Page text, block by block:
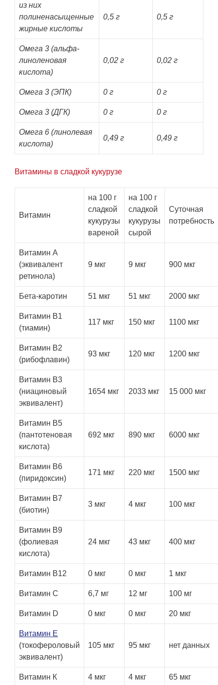
из них
полиненасыщенные
жирные кислоты
0,5 г 0,5 г
Омега 3 (альфа-
линоленовая
кислота)
0,02 г 0,02 г
Омега 3 (ЭПК) 0 г 0 г
Омега 3 (ДГК) 0 г 0 г
Омега 6 (линолевая
кислота)
0,49 г 0,49 г
Витамины в сладкой кукурузе
Витамин
на 100 г
сладкой
кукурузы
вареной
на 100 г
сладкой
кукурузы
сырой
Суточная
потребность
Витамин А
(эквивалент
ретинола)
9 мкг 9 мкг 900 мкг
Бета-каротин 51 мкг 51 мкг 2000 мкг
Витамин B1
(тиамин)
117 мкг 150 мкг 1100 мкг
Витамин B2
(рибофлавин)
93 мкг 120 мкг 1200 мкг
Витамин B3
(ниациновый
эквивалент)
1654 мкг 2033 мкг 15 000 мкг
Витамин B5
(пантотеновая
кислота)
692 мкг 890 мкг 6000 мкг
Витамин B6
(пиридоксин)
171 мкг 220 мкг 1500 мкг
Витамин B7
(биотин)
3 мкг 4 мкг 100 мкг
Витамин B9
(фолиевая
кислота)
24 мкг 43 мкг 400 мкг
Витамин B12 0 мкг 0 мкг 1 мкг
Витамин С 6,7 мг 12 мг 100 мг
Витамин D 0 мкг 0 мкг 20 мкг
Витамин Е
(токофероловый
эквивалент)
105 мкг 95 мкг нет данных
Витамин К 4 мкг 4 мкг 65 мкг